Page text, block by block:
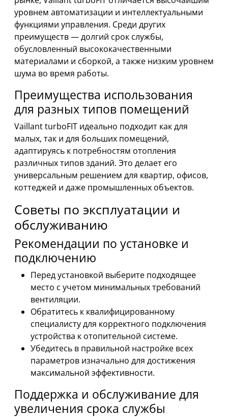
уровнем автоматизации и интеллектуальными
функциями управления. Среди других
преимуществ — долгий срок службы,
обусловленный высококачественными
материалами и сборкой, а также низким уровнем
шума во время работы.
Преимущества использования
для разных типов помещений
Vaillant turboFIT идеально подходит как для
малых, так и для больших помещений,
адаптируясь к потребностям отопления
различных типов зданий. Это делает его
универсальным решением для квартир, офисов,
коттеджей и даже промышленных объектов.
Советы по эксплуатации и
обслуживанию
Рекомендации по установке и
подключению
Перед установкой выберите подходящее
место с учетом минимальных требований
вентиляции.
Обратитесь к квалифицированному
специалисту для корректного подключения
устройства к отопительной системе.
Убедитесь в правильной настройке всех
параметров изначально для достижения
максимальной эффективности.
Поддержка и обслуживание для
увеличения срока службы